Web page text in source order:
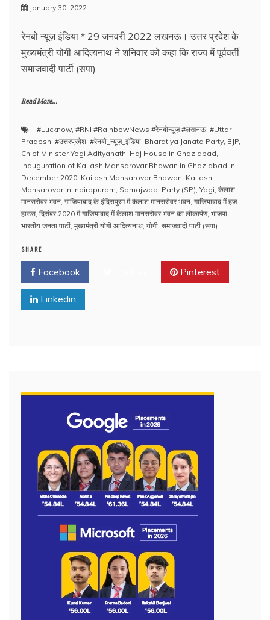
January 30, 2022
रेनबो न्यूज़ इंडिया * 29 जनवरी 2022 लखनऊ। उत्तर प्रदेश के
मुख्‍यमंत्री योगी आदित्‍यनाथ ने शनिवार को कहा कि राज्य में पूर्ववर्ती
समाजवादी पार्टी (सपा)
Read More...
#Lucknow, #RNI #RainbowNews #रेनबोन्यूज़ #लखनऊ, #Uttar
Pradesh, #उत्तरप्रदेश, #रेनबो_न्यूज़_इंडिया, Bharatiya Janata Party, BJP,
Chief Minister Yogi Adityanath, Haj House in Ghaziabad,
Inauguration of Kailash Mansarovar Bhawan in Ghaziabad in
December 2020, Kailash Mansarovar Bhawan, Kailash
Mansarovar in Indirapuram, Samajwadi Party (SP), Yogi, कैलाश
मानसरोवर भवन, गाजियाबाद के इंदिरापुरम में कैलाश मानसरोवर भवन, गाजियाबाद में हज
हाउस, दिसंबर 2020 में गाजियाबाद में कैलाश मानसरोवर भवन का लोकार्पण, भाजपा,
भारतीय जनता पार्टी, मुख्‍यमंत्री योगी आदित्‍यनाथ, योगी, समाजवादी पार्टी (सपा)
SHARE
Facebook Pinterest
Linkedin